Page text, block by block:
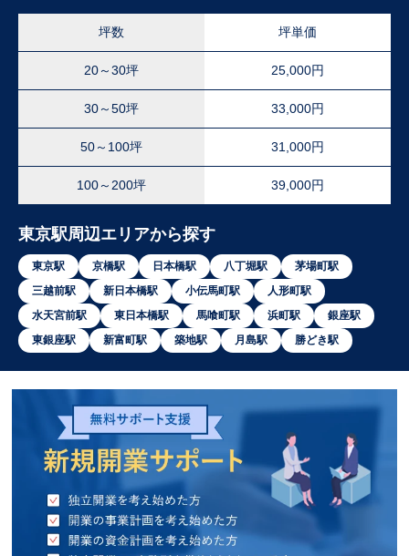
坪数 坪単価
20～30坪 25,000円
30～50坪 33,000円
50～100坪 31,000円
100～200坪 39,000円
東京駅周辺エリアから探す
東京駅 京橋駅 日本橋駅 八丁堀駅
茅場町駅
三越前駅
新日本橋駅 小伝馬町駅
人形町駅
水天宮前駅
東日本橋駅 馬喰町駅 浜町駅
銀座駅
東銀座駅
新富町駅 築地駅 月島駅 勝どき駅